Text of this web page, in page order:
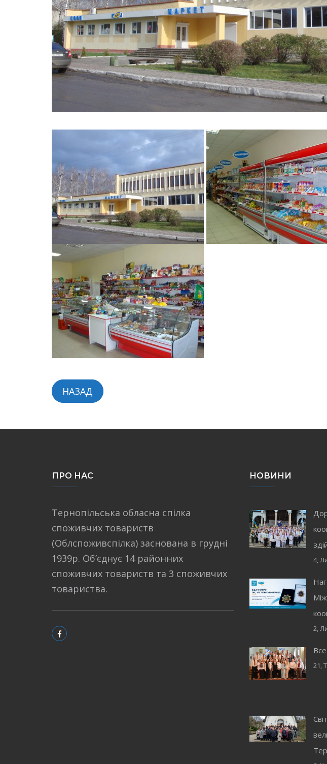
НАЗАД
ПРО НАС
Тернопільська обласна спілка
споживчих товариств
(Облспоживспілка) заснована в грудні
1939р. Об’єднує 14 районних
споживчих товариств та 3 споживчих
товариства.
НОВИНИ
4,
2,
21,